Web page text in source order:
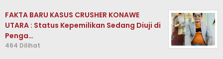
FAKTA BARU KASUS CRUSHER KONAWE
UTARA : Status Kepemilikan Sedang Diuji di
Penga…
464 Dilihat